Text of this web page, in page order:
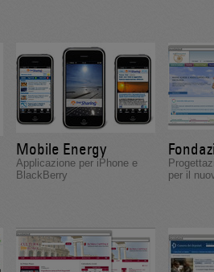
Mobile Energy
Applicazione per iPhone e
BlackBerry
per il